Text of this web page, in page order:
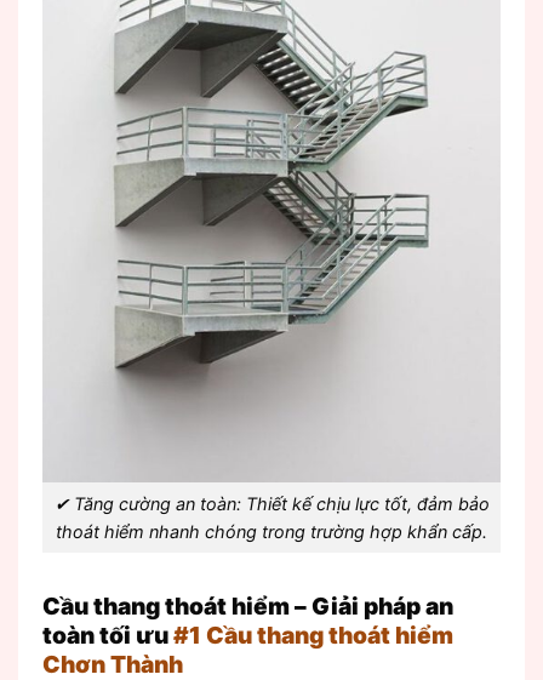
✔ Tăng cường an toàn: Thiết kế chịu lực tốt, đảm bảo
thoát hiểm nhanh chóng trong trường hợp khẩn cấp.
Cầu thang thoát hiểm – Giải pháp an
toàn tối ưu#1 Cầu thang thoát hiểm
Chơn Thành